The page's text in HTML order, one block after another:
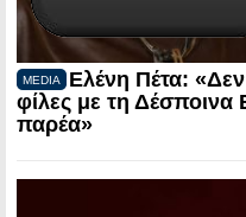
MEDIA
Ελένη Πέτα:
φίλες με τη
παρέα»